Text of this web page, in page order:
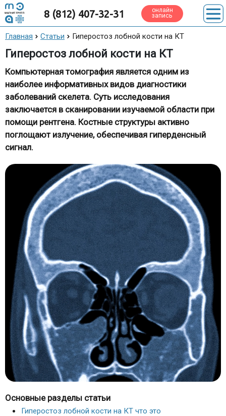
8 (812) 407-32-31 онлайн
запись
Главная Статьи Гиперостоз лобной кости на КТ
Гиперостоз лобной кости на КТ
Компьютерная томография является одним из
наиболее информативных видов диагностики
заболеваний скелета. Суть исследования
заключается в сканировании изучаемой области при
помощи рентгена. Костные структуры активно
поглощают излучение, обеспечивая гиперденсный
сигнал.
Основные разделы статьи
Гиперостоз лобной кости на КТ что это